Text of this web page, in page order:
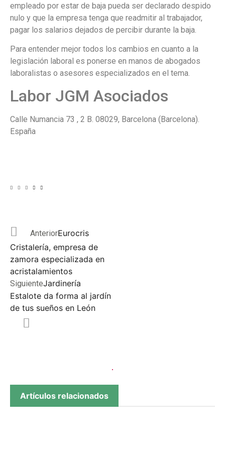
empleado por estar de baja pueda ser declarado despido
nulo y que la empresa tenga que readmitir al trabajador,
pagar los salarios dejados de percibir durante la baja.
Para entender mejor todos los cambios en cuanto a la
legislación laboral es ponerse en manos de abogados
laboralistas o asesores especializados en el tema.
Labor JGM Asociados
Calle Numancia 73 , 2 B. 08029, Barcelona (Barcelona).
España
AnteriorEurocris
Cristalería, empresa de
zamora especializada en
acristalamientos
SiguienteJardinería
Estalote da forma al jardín
de tus sueños en León
Artículos relacionados